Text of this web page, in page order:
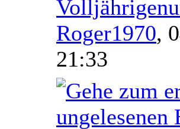
Roger1970,
21:33